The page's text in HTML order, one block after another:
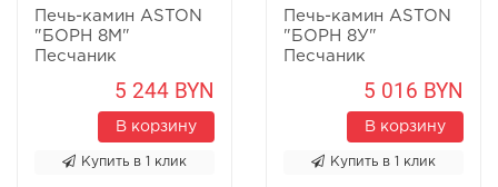
Печь-камин ASTON
"БОРН 8М"
Песчаник
5 244 BYN
В корзину
Купить в 1 клик
Печь-камин ASTON
"БОРН 8У"
Песчаник
5 016 BYN
В корзину
Купить в 1 клик